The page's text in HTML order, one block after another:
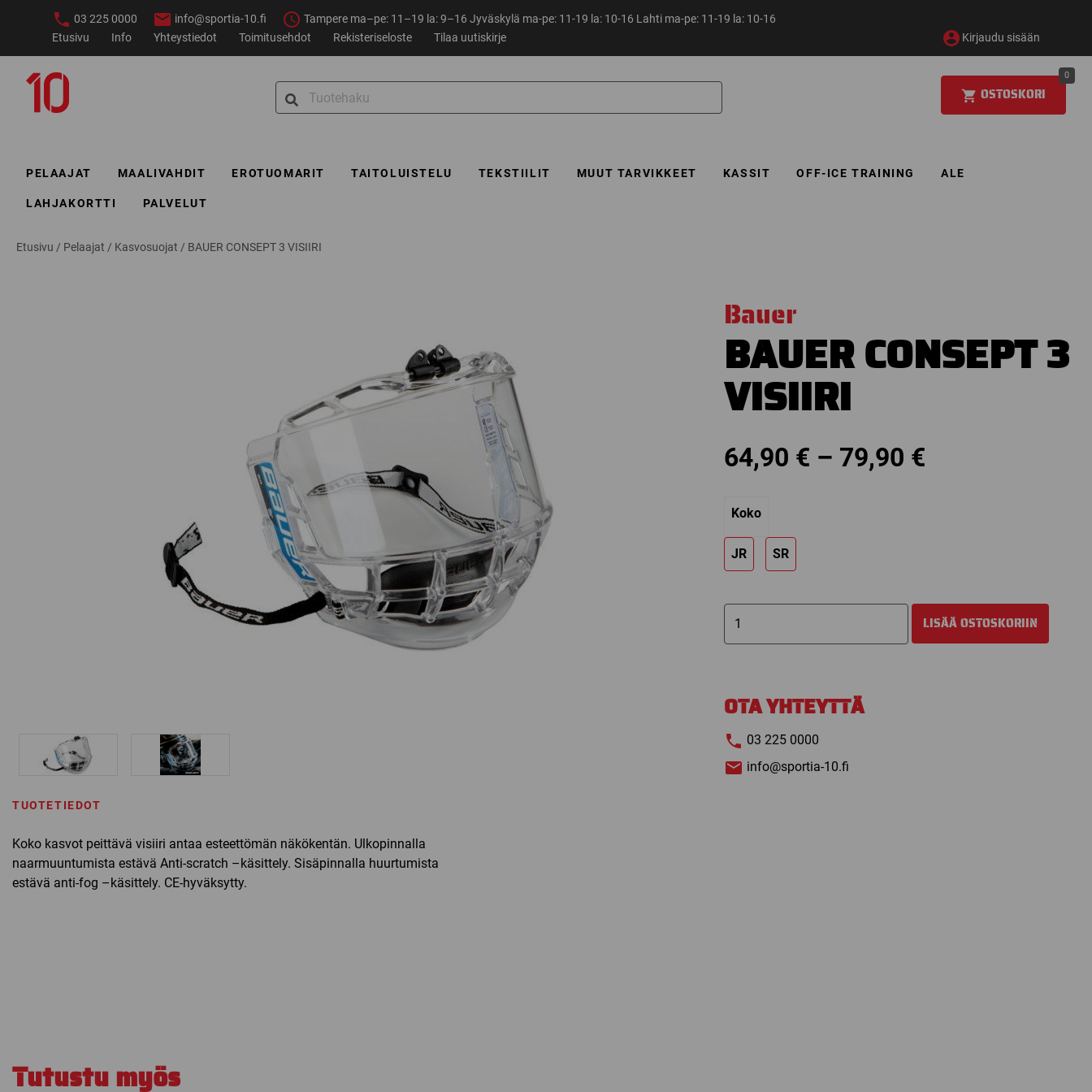
03 225 0000 info@sportia-10.fi
Tampere ma–pe: 11–19 la: 9–16 Jyväskylä ma-pe: 11-19 la: 10-16 Lahti ma-pe: 11-19 la: 10-16
Etusivu
Info Yhteystiedot Toimitusehdot Rekisteriseloste Tilaa uutiskirje Kirjaudu sisään
Search
for:
OSTOSKORI
0
PELAAJAT MAALIVAHDIT EROTUOMARIT TAITOLUISTELU TEKSTIILIT MUUT TARVIKKEET KASSIT OFF-ICE TRAINING ALE
LAHJAKORTTI PALVELUT
Etusivu / Pelaajat / Kasvosuojat / BAUER CONSEPT 3 VISIIRI
TUOTETIEDOT
Koko kasvot peittävä visiiri antaa esteettömän näkökentän. Ulkopinnalla
naarmuuntumista estävä Anti-scratch –käsittely. Sisäpinnalla huurtumista
estävä anti-fog –käsittely. CE-hyväksytty.
Bauer
BAUER CONSEPT 3
VISIIRI
64,90 € – 79,90 €
79,90 €
Koko
JR SR
CONSEPT
LISÄÄ OSTOSKORIIN
OTA YHTEYTTÄ
03 225 0000
info@sportia-10.fi
Tutustu myös